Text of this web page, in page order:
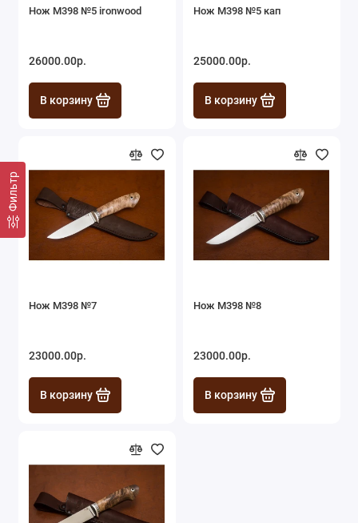
Фильтр
Нож М398 №5 ironwood
26000.00р.
В корзину
Нож М398 №5 кап
25000.00р.
В корзину
Нож М398 №7
23000.00р.
В корзину
Нож М398 №8
23000.00р.
В корзину